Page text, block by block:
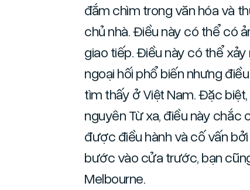
đắm chìm trong văn hóa và
chủ nhà. Điều này có thể có
giao tiếp. Điều này có thể
ngoại hối phổ biến nhưng
tìm thấy ở Việt Nam. Đặc
nguyên Từ xa, điều này chắc
được điều hành và cố vấn
bước vào cửa trước, bạn
Melbourne.